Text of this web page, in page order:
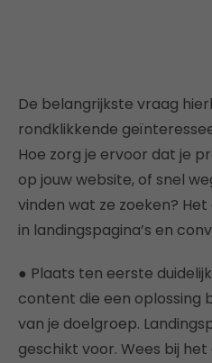
De belangrijkste vraag
rondklikkende
Hoe zorg je ervoor dat je
op jouw website, of snel
vinden wat ze zoeken?
in landingspagina’s en
● Plaats ten eerste
content die een oplossing
van je doelgroep.
geschikt voor. Wees bij